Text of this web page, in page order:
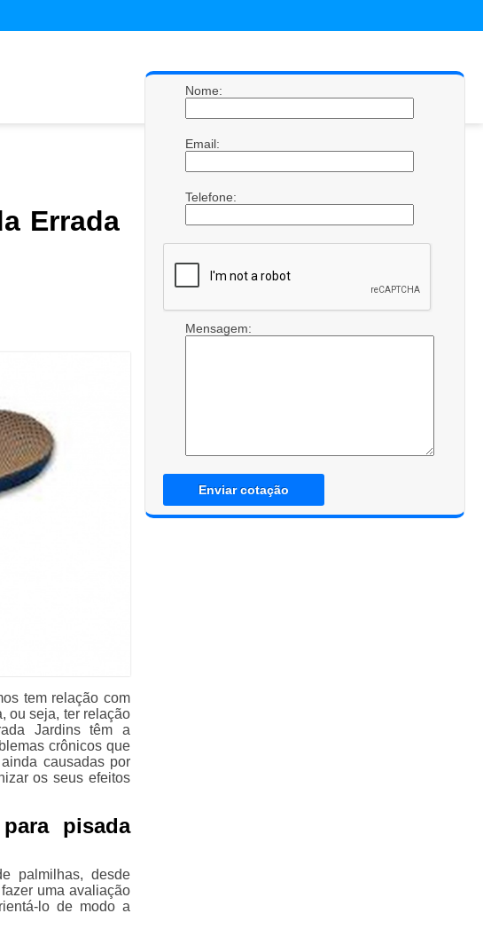
Errada
tem relação com
ou seja, ter relação
Jardins têm a
crônicos que
causadas por
os seus efeitos
pisada
palmilhas, desde
uma avaliação
lo de modo a
Nome:
Email:
Telefone:
Mensagem:
Enviar cotação